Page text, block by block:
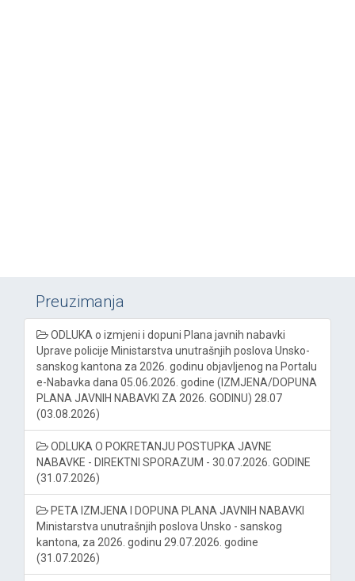
Preuzimanja
ODLUKA o izmjeni i dopuni Plana javnih nabavki
Uprave policije Ministarstva unutrašnjih poslova Unsko-
sanskog kantona za 2026. godinu objavljenog na Portalu
e-Nabavka dana 05.06.2026. godine (IZMJENA/DOPUNA
PLANA JAVNIH NABAVKI ZA 2026. GODINU) 28.07
(03.08.2026)
ODLUKA O POKRETANJU POSTUPKA JAVNE
NABAVKE - DIREKTNI SPORAZUM - 30.07.2026. GODINE
(31.07.2026)
PETA IZMJENA I DOPUNA PLANA JAVNIH NABAVKI
Ministarstva unutrašnjih poslova Unsko - sanskog
kantona, za 2026. godinu 29.07.2026. godine
(31.07.2026)